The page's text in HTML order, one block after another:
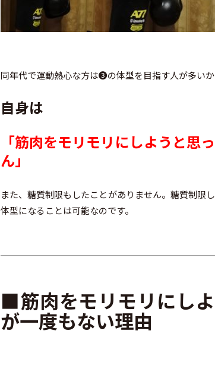
同年代で運動熱心な方は❸の体型を目指す人が多いか
自身は
「筋肉をモリモリにしようと思
ん」
また、糖質制限もしたことがありません。糖質制限
体型になることは可能なのです。
■筋肉をモリモリにし
が一度もない理由